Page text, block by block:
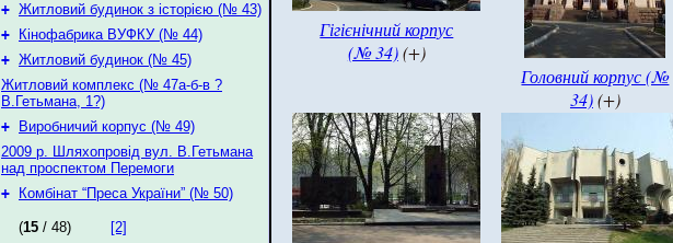
+ Житловий будинок з історією (№ 43)
+
Кінофабрика ВУФКУ (№ 44)
+ Житловий будинок (№ 45)
Житловий комплекс (№ 47а-б-в ?
В.Гетьмана, 1?)
+
Виробничий корпус (№ 49)
2009 р. Шляхопровід вул. В.Гетьмана
над проспектом Перемоги
+
Комбінат “Преса України” (№ 50)
(15 / 48) [2]
Гігієнічний корпус
(№ 34)(+)
Головний корпус (№
34)(+)